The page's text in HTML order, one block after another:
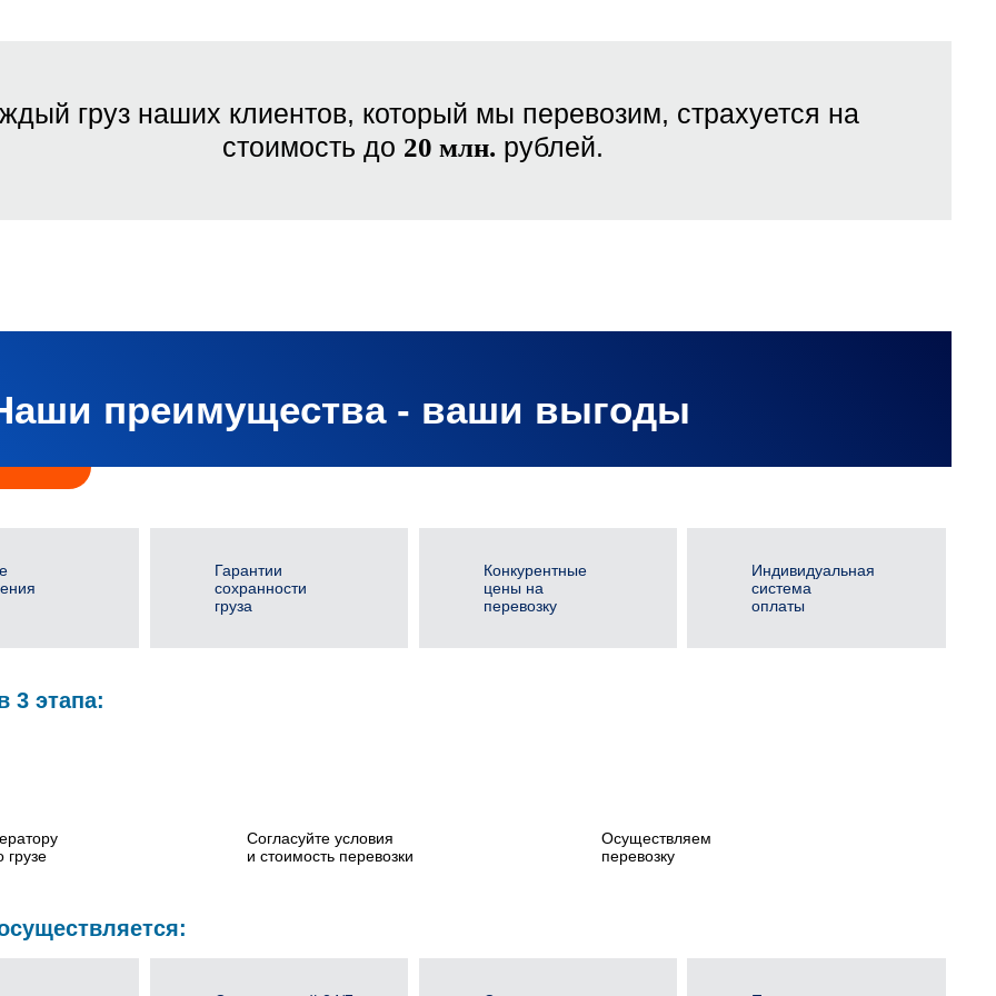
груз наших клиентов, который мы перевозим, страхуется на
стоимость до 20 млн. рублей.
преимущества - ваши выгоды
Гарантии
сохранности
груза
Конкурентные
цены на
перевозку
Индивидуальная
система
оплаты
3 этапа:
Согласуйте условия
и стоимость перевозки
Осуществляем
перевозку